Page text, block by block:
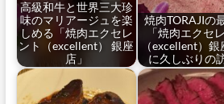
高級和牛と世界三大珍
味のマリアージュを楽
しめる「焼肉エクセレ
ント（excellent） 銀座
店」
焼肉TORAJIの
「焼肉エクセ
（excellent）銀
に久しぶりの